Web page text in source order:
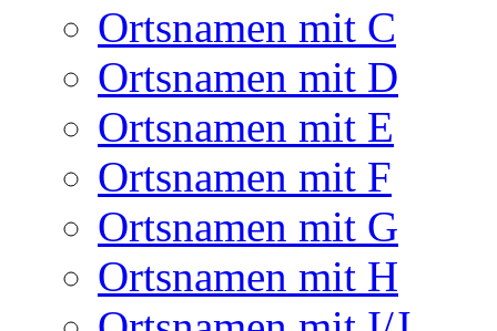
Ortsnamen mit C
Ortsnamen mit D
Ortsnamen mit E
Ortsnamen mit F
Ortsnamen mit G
Ortsnamen mit H